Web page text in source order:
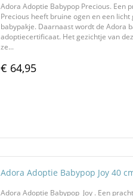
Adora Adoptie Babypop Precious. Een
Precious heeft bruine ogen en een
babypakje. Daarnaast wordt de Adora
adoptiecertificaat. Het gezichtje van
ze...
€ 64,95
Adora Adoptie Babypop Joy 40
Adora Adoptie Babypop Joy . Een